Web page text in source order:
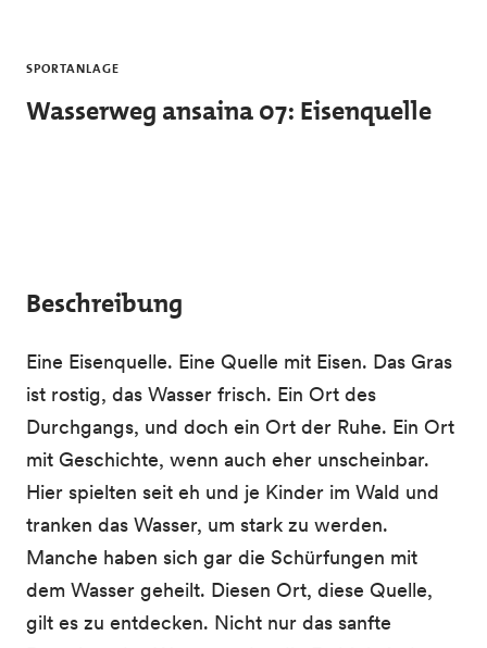
SPORTANLAGE
Wasserweg ansaina 07: Eisenquelle
Beschreibung
Eine Eisenquelle. Eine Quelle mit Eisen. Das Gras
ist rostig, das Wasser frisch. Ein Ort des
Durchgangs, und doch ein Ort der Ruhe. Ein Ort
mit Geschichte, wenn auch eher unscheinbar.
Hier spielten seit eh und je Kinder im Wald und
tranken das Wasser, um stark zu werden.
Manche haben sich gar die Schürfungen mit
dem Wasser geheilt. Diesen Ort, diese Quelle,
gilt es zu entdecken. Nicht nur das sanfte